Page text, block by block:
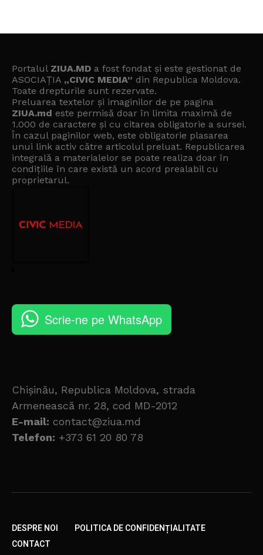
Portalul ZIUA.MD a fost fondat și este gestionat de
ASOCIAȚIA „CIVIC MEDIA” din Republica Moldova.
Toate drepturile sunt rezervate.
Preluarea textelor și imaginilor de pe pagina
ZIUA.md este permisă doar în limita maximă de
1.000 de caractere și cu citarea obligatorie a sursei.
În cazul paginilor web, este obligatorie plasarea
unui link activ către articolul preluat. Republicarea
integrală a materialelor se poate realiza doar în
condițiile în care există un acord prealabil cu
proprietarul.
Scrie-ne pe WhatsApp
Chișinău, Republica Moldova, strada
Armenească nr. 28, cod MD-2012
E-mail: contact@ziua.md
Telefon: +373 61 20 80 78
DESPRE NOI
POLITICA DE CONFIDENȚIALITATE
CONTACT